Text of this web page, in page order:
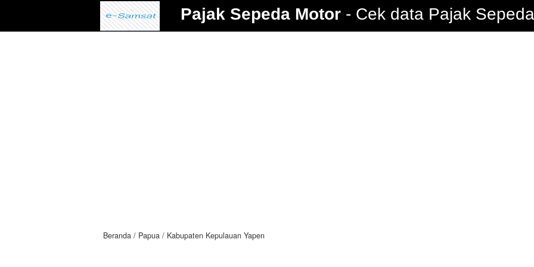
Pajak Sepeda Motor Cek data Pajak
Beranda Papua Kabupaten Kepulauan Yapen